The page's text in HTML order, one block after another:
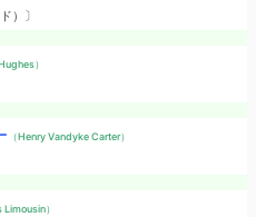
）〕
）
（Henry Vandyke Carter）
Limousin）